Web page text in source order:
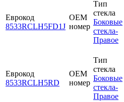
Еврокод
8533RCLH5FD1J
OEM
номер
Тип
стекла
Боковые
стекла-
Правое
Еврокод
8533RCLH5RD
OEM
номер
Тип
стекла
Боковые
стекла-
Правое